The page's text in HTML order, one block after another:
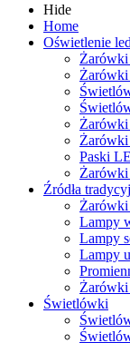
Hide
Home
Oświetlenie
Żarówki
Żarówki
Paski
Źródła
Żarówki
Lampy
Lampy
Lampy
Żarówki
Świetlówki